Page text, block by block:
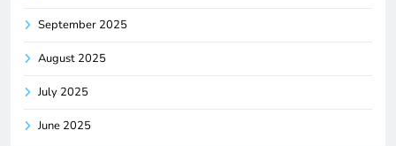
September 2025
August 2025
July 2025
June 2025